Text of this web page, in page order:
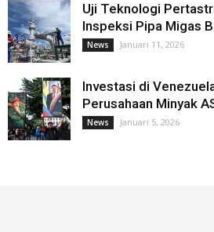
Uji Teknologi
Inspeksi Pipa Migas
News Januari 11, 2026
Investasi di
Perusahaan Minyak
News Januari 5, 2026